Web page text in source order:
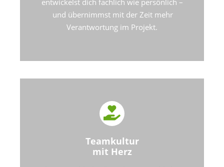
und übernimmst mit der Zeit mehr
Verantwortung im Projekt.
Teamkultur
mit Herz